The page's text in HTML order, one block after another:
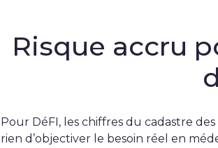
Risque accru
Pour DéFI, les chiffres du cadastre
rien d’objectiver le besoin réel en